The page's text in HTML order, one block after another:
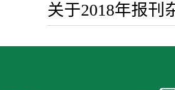
关于2018年报刊